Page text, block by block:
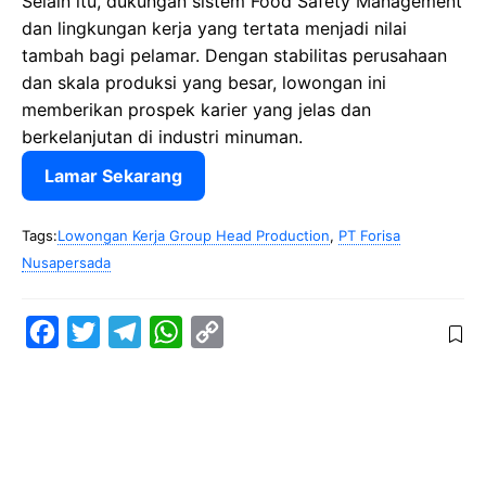
dan lingkungan kerja yang tertata menjadi nilai
tambah bagi pelamar. Dengan stabilitas perusahaan
dan skala produksi yang besar, lowongan ini
memberikan prospek karier yang jelas dan
berkelanjutan di industri minuman.
Lamar Sekarang
Tags:Lowongan Kerja Group Head Production, PT Forisa
Nusapersada
W